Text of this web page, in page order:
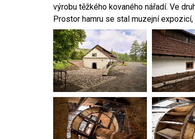
výrobu těžkého kovaného nářadí. Ve
Prostor hamru se stal muzejní